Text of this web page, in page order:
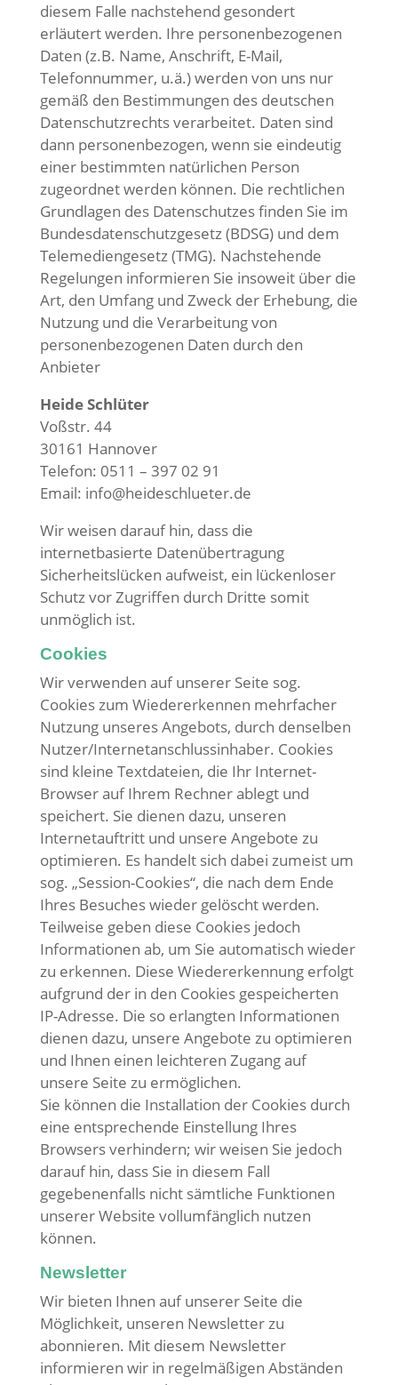
diesem Falle nachstehend gesondert
erläutert werden. Ihre personenbezogenen
Daten (z.B. Name, Anschrift, E-Mail,
Telefonnummer, u.ä.) werden von uns nur
gemäß den Bestimmungen des deutschen
Datenschutzrechts verarbeitet. Daten sind
dann personenbezogen, wenn sie eindeutig
einer bestimmten natürlichen Person
zugeordnet werden können. Die rechtlichen
Grundlagen des Datenschutzes finden Sie im
Bundesdatenschutzgesetz (BDSG) und dem
Telemediengesetz (TMG). Nachstehende
Regelungen informieren Sie insoweit über die
Art, den Umfang und Zweck der Erhebung, die
Nutzung und die Verarbeitung von
personenbezogenen Daten durch den
Anbieter
HeideSchlüter
Voßstr. 44
30161 Hannover
Telefon: 0511 – 397 02 91
Email: info@heideschlueter.de
Wir weisen darauf hin, dass die
internetbasierte Datenübertragung
Sicherheitslücken aufweist, ein lückenloser
Schutz vor Zugriffen durch Dritte somit
unmöglich ist.
Cookies
Wir verwenden auf unserer Seite sog.
Cookies zum Wiedererkennen mehrfacher
Nutzung unseres Angebots, durch denselben
Nutzer/Internetanschlussinhaber. Cookies
sind kleine Textdateien, die Ihr Internet-
Browser auf Ihrem Rechner ablegt und
speichert. Sie dienen dazu, unseren
Internetauftritt und unsere Angebote zu
optimieren. Es handelt sich dabei zumeist um
sog. „Session-Cookies“, die nach dem Ende
Ihres Besuches wieder gelöscht werden.
Teilweise geben diese Cookies jedoch
Informationen ab, um Sie automatisch wieder
zu erkennen. Diese Wiedererkennung erfolgt
aufgrund der in den Cookies gespeicherten
IP-Adresse. Die so erlangten Informationen
dienen dazu, unsere Angebote zu optimieren
und Ihnen einen leichteren Zugang auf
unsere Seite zu ermöglichen.
Sie können die Installation der Cookies durch
eine entsprechende Einstellung Ihres
Browsers verhindern; wir weisen Sie jedoch
darauf hin, dass Sie in diesem Fall
gegebenenfalls nicht sämtliche Funktionen
unserer Website vollumfänglich nutzen
können.
Newsletter
Wir bieten Ihnen auf unserer Seite die
Möglichkeit, unseren Newsletter zu
abonnieren. Mit diesem Newsletter
informieren wir in regelmäßigen Abständen